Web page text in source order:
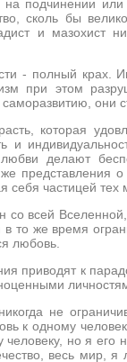
на подчинении
сколь бы
и мазохист
- полный
при этом
они
которая
и
делают
же
частицей тех
со всей
то же время
любовь.
приводят к
не
к одному
человеку, но я
весь мир,